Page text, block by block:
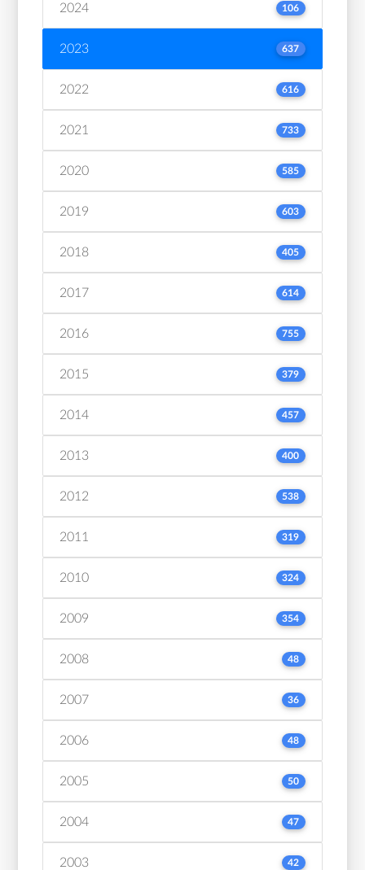
2024 106
2023 637
2022 616
2021 733
2020 585
2019 603
2018 405
2017 614
2016 755
2015 379
2014 457
2013 400
2012 538
2011 319
2010 324
2009 354
2008 48
2007 36
2006 48
2005 50
2004 47
2003 42